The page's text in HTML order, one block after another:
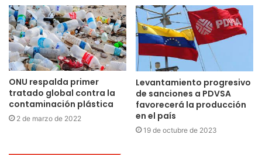
ONU respalda primer
tratado global contra la
contaminación plástica
2 de marzo de 2022
Levantamiento progresivo
de sanciones a PDVSA
favorecerá la producción
en el país
19 de octubre de 2023